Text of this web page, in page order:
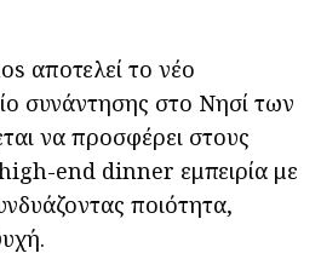
αποτελεί το νέο
συνάντησης στο Νησί των
να προσφέρει στους
high-end dinner εμπειρία με
ποιότητα,